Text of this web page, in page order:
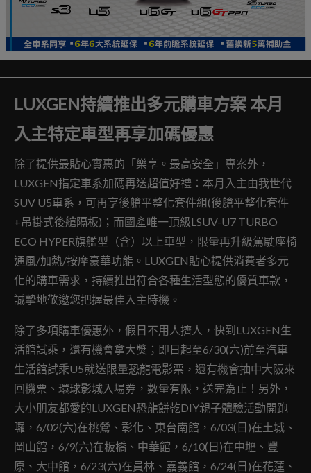
LUXGEN持續推出多元購車方案 本月
入主特定車型再享加碼優惠
除了提供最貼心實惠的「樂享。最高安全」專案外，
LUXGEN指定車系加碼再送超值好禮：本月入主由我世代
SUV U5車系，可再享後艙平整化套件組(後艙平整化套件
+吊掛式後艙隔板)；而國產唯一頂級LSUV-U7 TURBO
ECO HYPER旗艦型（含）以上車型，限量再升級駕駛座椅
通風/加熱/按摩豪華功能。LUXGEN貼心提供消費者多元
化的購車需求，持續推出符合各種生活型態的優質車款，
誠摯地敬邀您把握最佳入主時機。
除了多項購車優惠外，假日不用人擠人，快到LUXGEN生
活館試乘，還有機會拿大獎；即日起至6/30(六)前至汽車
生活館試乘U5就送限量恐龍電影票，還有機會抽中大阪來
回機票、環球影城入場券，數量有限，送完為止！另外，
大小朋友都愛的LUXGEN恐龍餅乾DIY親子體驗活動開跑
囉，6/02(六)在桃鶯、彰化、東台南館，6/03(日)在土城、
岡山館，6/9(六)在板橋、中華館，6/10(日)在中壢、豐
原、大中館，6/23(六)在員林、嘉義館，6/24(日)在花蓮、